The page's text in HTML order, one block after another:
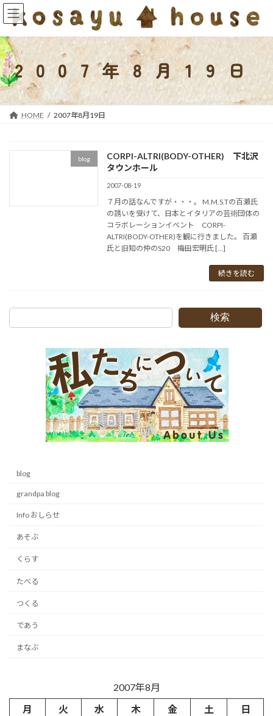
コ
ン
ン
ツ
へ
ス
キ
ッ
ナ
ビ
ー
シ
ョ
ン
に
移
2007年8月19日
HOME 2007年8月19日
blog
CORPI-ALTRI(BODY-OTHER) 下北沢
タウンホール
2007-08-19
７月の話なんですが・・・。 M.M.S.Tの百瀬氏
の誘いを受けて、日本とイタリアの芸術団体の
コラボレーションイベント CORPI-
ALTRI(BODY-OTHER)を観に行きました。 百瀬
氏と旧知の仲のS20 梅田宏明氏 […]
続きを読む
検索
blog
grandpa blog
Info おしらせ
あそぶ
くらす
たべる
つくる
であう
まなぶ
2007年8月
月
火 水 木 金 土
日